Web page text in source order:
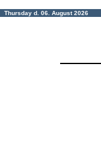
Thursday d. 06. August 2026